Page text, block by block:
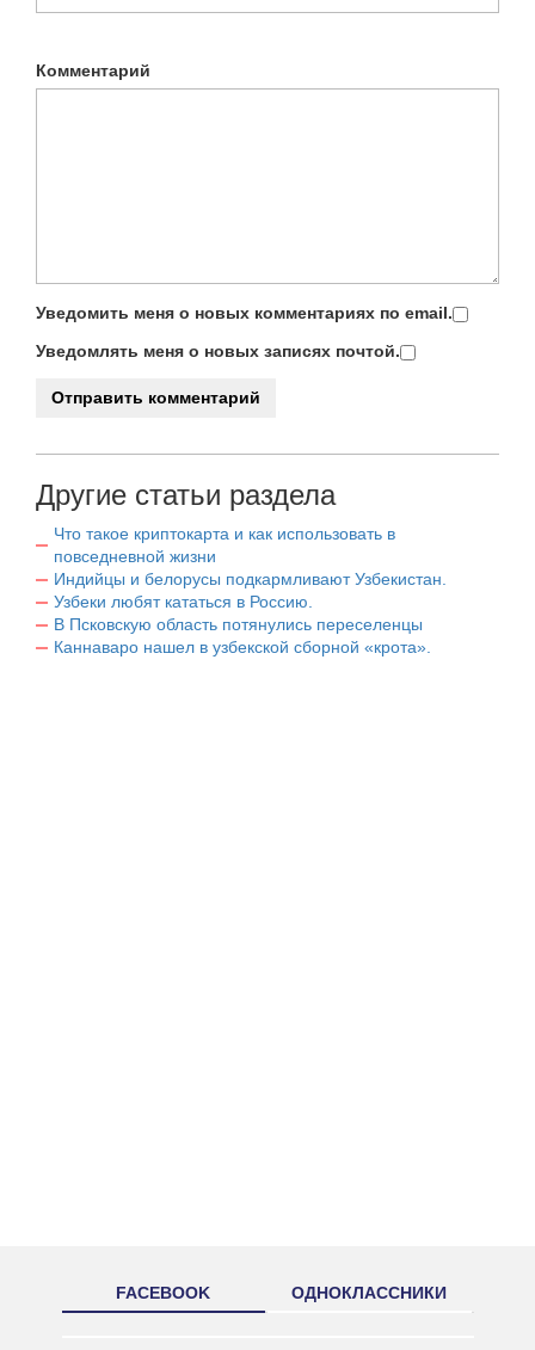
Комментарий
Уведомить меня о новых комментариях по email.
Уведомлять меня о новых записях почтой.
Другие статьи раздела
Что такое криптокарта и как использовать в
повседневной жизни
Индийцы и белорусы подкармливают Узбекистан.
Узбеки любят кататься в Россию.
В Псковскую область потянулись переселенцы
Каннаваро нашел в узбекской сборной «крота».
FACEBOOK ОДНОКЛАССНИКИ